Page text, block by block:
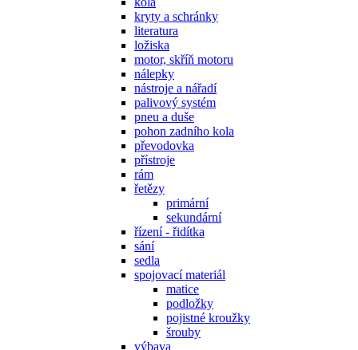
kryty a schránky
literatura
ložiska
motor, skříň motoru
nálepky
nástroje a nářadí
palivový systém
pneu a duše
pohon zadního kola
převodovka
přístroje
rám
řetězy
primární
sekundární
řízení - řidítka
sání
sedla
spojovací materiál
matice
podložky
pojistné kroužky
šrouby
výbava